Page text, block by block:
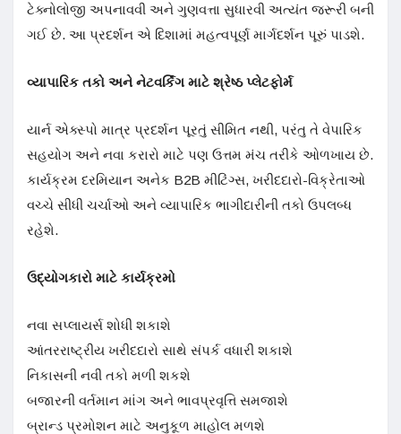
ટેક્નોલોજી અપનાવવી અને ગુણવત્તા સુધારવી અત્યંત જરૂરી બની
ગઈ છે. આ પ્રદર્શન એ દિશામાં મહત્વપૂર્ણ માર્ગદર્શન પૂરું પાડશે.
વ્યાપારિક તકો અને નેટવર્કિંગ માટે શ્રેષ્ઠ પ્લેટફોર્મ
યાર્ન એક્સ્પો માત્ર પ્રદર્શન પૂરતું સીમિત નથી, પરંતુ તે વેપારિક
સહયોગ અને નવા કરારો માટે પણ ઉત્તમ મંચ તરીકે ઓળખાય છે.
કાર્યક્રમ દરમિયાન અનેક B2B મીટિંગ્સ, ખરીદદારો-વિક્રેતાઓ
વચ્ચે સીધી ચર્ચાઓ અને વ્યાપારિક ભાગીદારીની તકો ઉપલબ્ધ
રહેશે.
ઉદ્યોગકારો માટે કાર્યક્રમો
નવા સપ્લાયર્સ શોધી શકાશે
આંતરરાષ્ટ્રીય ખરીદદારો સાથે સંપર્ક વધારી શકાશે
નિકાસની નવી તકો મળી શકશે
બજારની વર્તમાન માંગ અને ભાવપ્રવૃત્તિ સમજાશે
બ્રાન્ડ પ્રમોશન માટે અનુકૂળ માહોલ મળશે